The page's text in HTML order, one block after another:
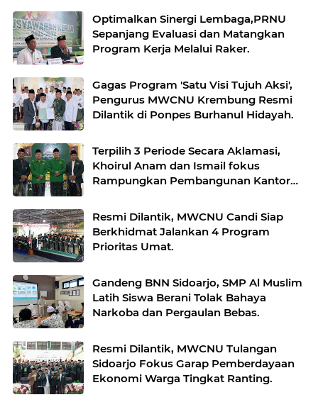
Optimalkan Sinergi Lembaga,PRNU
Sepanjang Evaluasi dan Matangkan
Program Kerja Melalui Raker.
Gagas Program 'Satu Visi Tujuh Aksi',
Pengurus MWCNU Krembung Resmi
Dilantik di Ponpes Burhanul Hidayah.
Terpilih 3 Periode Secara Aklamasi,
Khoirul Anam dan Ismail fokus
Rampungkan Pembangunan Kantor
Resmi Dilantik, MWCNU Candi Siap
Berkhidmat Jalankan 4 Program
Prioritas Umat.
Gandeng BNN Sidoarjo, SMP Al Muslim
Latih Siswa Berani Tolak Bahaya
Narkoba dan Pergaulan Bebas.
Resmi Dilantik, MWCNU Tulangan
Sidoarjo Fokus Garap Pemberdayaan
Ekonomi Warga Tingkat Ranting.